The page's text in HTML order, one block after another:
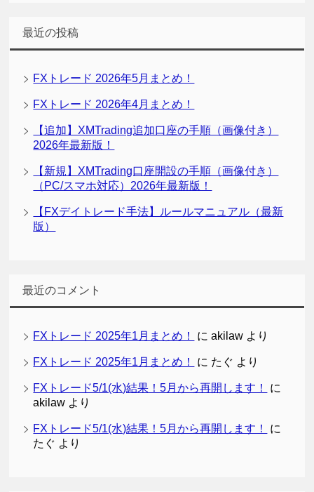
最近の投稿
FXトレード 2026年5月まとめ！
FXトレード 2026年4月まとめ！
【追加】XMTrading追加口座の手順（画像付き）
2026年最新版！
【新規】XMTrading口座開設の手順（画像付き）
（PC/スマホ対応）2026年最新版！
【FXデイトレード手法】ルールマニュアル（最新
版）
最近のコメント
FXトレード 2025年1月まとめ！ にakilaw より
FXトレード 2025年1月まとめ！ に たぐ より
FXトレード5/1(水)結果！5月から再開します！
に
akilaw より
FXトレード5/1(水)結果！5月から再開します！
に
たぐ より